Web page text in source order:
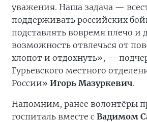
уважения. Наша задача —
поддерживать российских
подставлять вовремя плечо и
возможность отвлечься от
хлопот и отдохнуть», —
Гурьевского местного
России» Игорь Мазуркевич.
Напомним, ранее волонтёры
госпиталь вместе с Вадимом